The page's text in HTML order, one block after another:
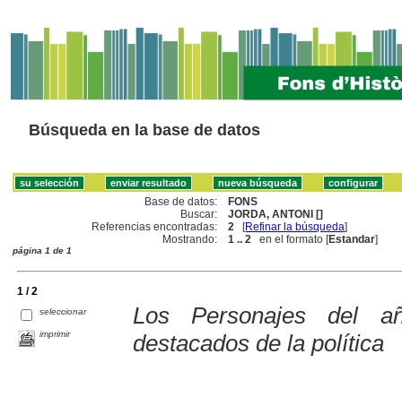
Búsqueda en la base de datos
Base de datos:
FONS
Buscar:
JORDA, ANTONI []
Referencias encontradas:
2 [Refinar la búsqueda]
Mostrando:
1 .. 2 en el formato [Estandar]
página 1 de 1
1 / 2
seleccionar
imprimir
Los Personajes del
destacados de la política